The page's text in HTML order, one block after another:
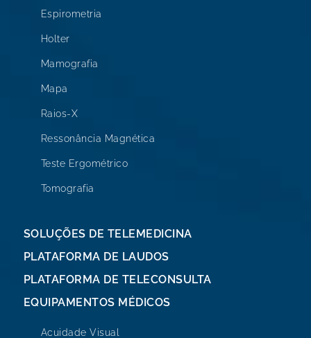
Espirometria
Holter
Mamografia
Mapa
Raios-X
Ressonância Magnética
Teste Ergométrico
Tomografia
SOLUÇÕES DE TELEMEDICINA
PLATAFORMA DE LAUDOS
PLATAFORMA DE TELECONSULTA
EQUIPAMENTOS MÉDICOS
Acuidade Visual